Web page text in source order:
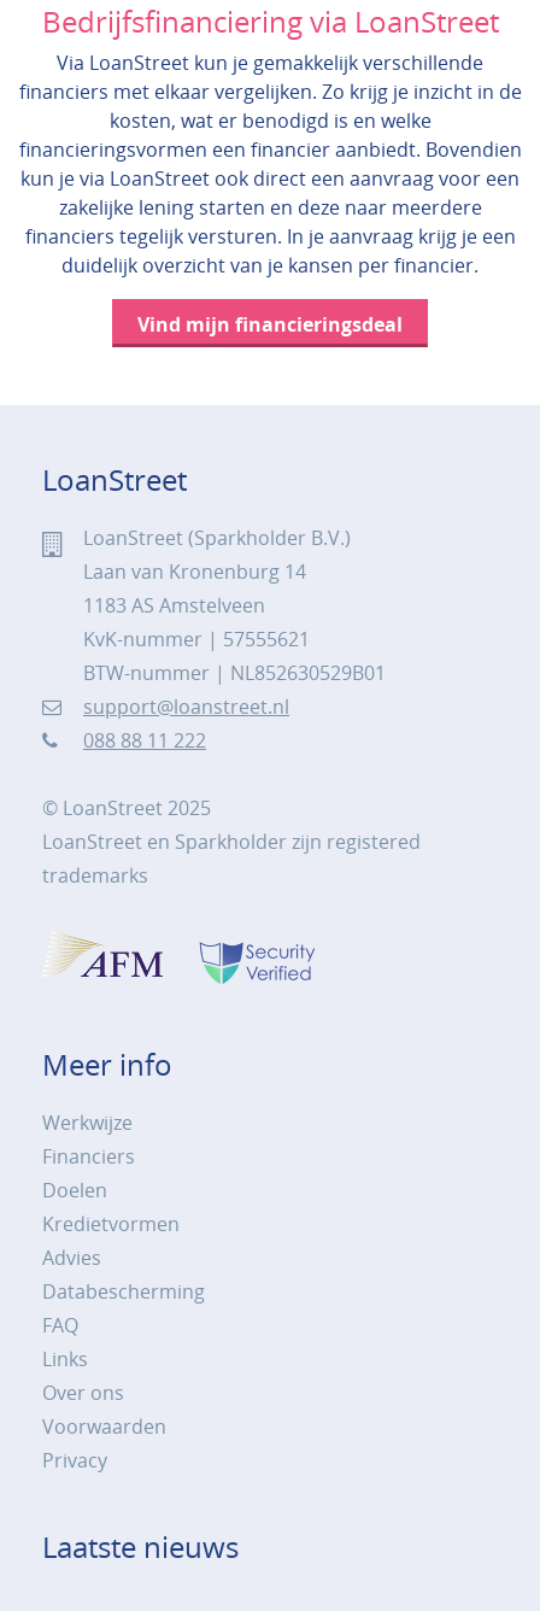
Bedrijfsfinanciering via LoanStreet
Via LoanStreet kun je gemakkelijk verschillende
financiers met elkaar vergelijken. Zo krijg je inzicht in de
kosten, wat er benodigd is en welke
financieringsvormen een financier aanbiedt. Bovendien
kun je via LoanStreet ook direct een aanvraag voor een
zakelijke lening starten en deze naar meerdere
financiers tegelijk versturen. In je aanvraag krijg je een
duidelijk overzicht van je kansen per financier.
Vind mijn financieringsdeal
LoanStreet
LoanStreet (Sparkholder B.V.)
Laan van Kronenburg 14
1183 AS Amstelveen
KvK-nummer | 57555621
BTW-nummer | NL852630529B01
support@loanstreet.nl
088 88 11 222
© LoanStreet 2025
LoanStreet en Sparkholder zijn registered
trademarks
Meer info
Werkwijze
Financiers
Doelen
Kredietvormen
Advies
Databescherming
FAQ
Links
Over ons
Voorwaarden
Privacy
Laatste nieuws